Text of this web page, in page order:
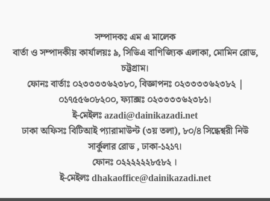
সম্পাদকঃএম এ মালেক
বার্তা ও সম্পাদকীয় কার্যালয়ঃ৯, সিডিএ বাণিজ্যিক এলাকা, মোমিন রোড,
চট্টগ্রাম।
ফোনঃ বার্তাঃ ০২৩৩৩৩৬২৩৮০, বিজ্ঞাপনঃ ০২৩৩৩৩৬২৩৮২ |
০১৭৫৫৬০৮২০০, ফ্যাক্সঃ ০২৩৩৩৩৬২৩৮১।
ই-মেইলঃazadi@dainikazadi.net
ঢাকা অফিসঃবিটিআই প্যারামাউন্ট (৩য় তলা), ৮০/৪ সিদ্ধেশ্বরী নিউ
সার্কুলার রোড , ঢাকা-১২১৭।
ফোনঃ ০২২২২২২৮৫৮২ ।
ই-মেইলঃdhakaoffice@dainikazadi.net